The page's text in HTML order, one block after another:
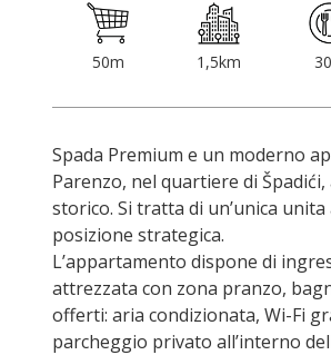
50m 1,5km
Spada Premium e un moderno
Parenzo, nel quartiere di
storico. Si tratta di un’unica
posizione strategica.
L’appartamento dispone di
attrezzata con zona pranzo,
offerti: aria condizionata, Wi-Fi
parcheggio privato all’interno